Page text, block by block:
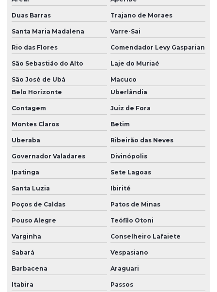
Duas Barras Trajano de Moraes
Santa Maria Madalena Varre-Sai
Rio das Flores Comendador Levy Gasparian
São Sebastião do Alto Laje do Muriaé
São José de Ubá
Macuco
Belo Horizonte
Uberlândia
Contagem Juiz de Fora
Montes Claros Betim
Uberaba Ribeirão das Neves
Governador Valadares Divinópolis
Ipatinga Sete Lagoas
Santa Luzia Ibirité
Poços de Caldas Patos de Minas
Pouso Alegre Teófilo Otoni
Varginha Conselheiro Lafaiete
Sabará Vespasiano
Barbacena Araguari
Itabira Passos